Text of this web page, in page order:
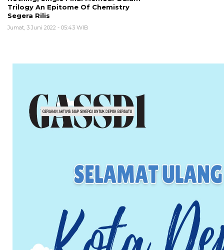
Trilogy An Epitome Of Chemistry
Segera Rilis
Jumat, 3 Juni 2022 - 05:43 WIB